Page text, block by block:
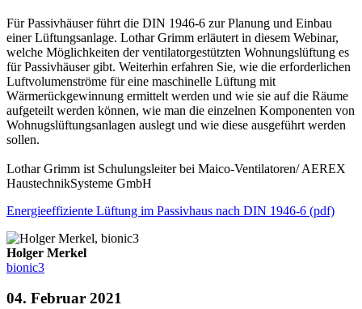
Für Passivhäuser führt die DIN 1946-6 zur Planung und Einbau
einer Lüftungsanlage. Lothar Grimm erläutert in diesem Webinar,
welche Möglichkeiten der ventilatorgestützten Wohnungslüftung es
für Passivhäuser gibt. Weiterhin erfahren Sie, wie die erforderlichen
Luftvolumenströme für eine maschinelle Lüftung mit
Wärmerückgewinnung ermittelt werden und wie sie auf die Räume
aufgeteilt werden können, wie man die einzelnen Komponenten von
Wohnugslüftungsanlagen auslegt und wie diese ausgeführt werden
sollen.
Lothar Grimm ist Schulungsleiter bei Maico-Ventilatoren/ AEREX
HaustechnikSysteme GmbH
Energieeffiziente Lüftung im Passivhaus nach DIN 1946-6 (pdf)
Holger Merkel
bionic3
04. Februar 2021